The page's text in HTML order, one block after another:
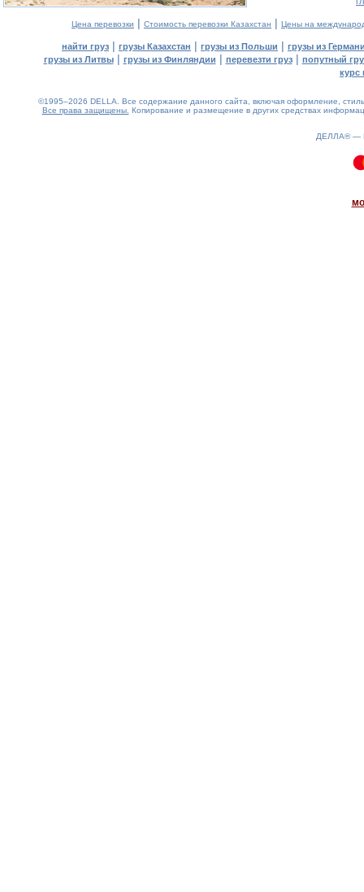
Цена перевозки | Стоимость перевозки Казахстан | Цены на
найти груз | грузы Казахстан | грузы из Польши | грузы из
грузы из Литвы| грузы из Финляндии | перевезти груз| попутный
курс
©1995–2026 DELLA. Все содержание данного сайта, включая оформление,
Все права защищены. Копирование и размещение в других средствах
ДЕЛЛА® —